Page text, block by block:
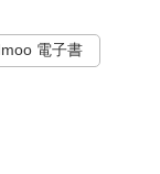
電子書